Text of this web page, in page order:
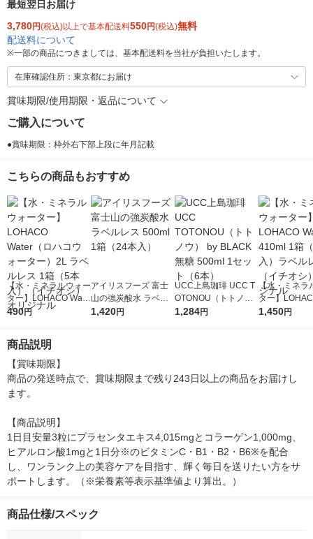
最短翌日お届け
3,780円(税込)以上で基本配送料550円(税込)無料
配送料について
※一部の商品につきましては、基本配送料を当社が負担いたします。
在庫確認住所：東京都にお届け
賞味期限/使用期限・返品について
ご購入について
●賞味期限：枠外右下部上段に年月記載
こちらの商品もおすすめ
【水・ミネラルウォー
ター】LOHACO Wate
r（ロハコウォータ
シ） オリジナル
490円
アイリスフーズ 富士
山の強炭酸水 ラベル
レス 500ml 1箱（24
1,420円
UCC上島珈琲 UCC T
OTONOU（トトノ
ウ） by BLACK無糖 5
1,284円
【水・ミネラ
ター】
r 410ml 1箱（
1,450円
商品説明
【賞味期限】
商品の発送時点で、賞味期限まで残り243日以上の商品をお届けし
ます。
【商品説明】
1日目安量3粒にプラセンタエキス4,015mgとコラーゲン1,000mg、
ヒアルロン酸1mgと1日分※のビタミンC・B1・B2・B6※を配合
し、ワンランク上の美容ケアを目指す、輝く毎日を送りたい方をサ
ポートします。（※栄養素等表示基準値より算出。）
商品仕様/スペック